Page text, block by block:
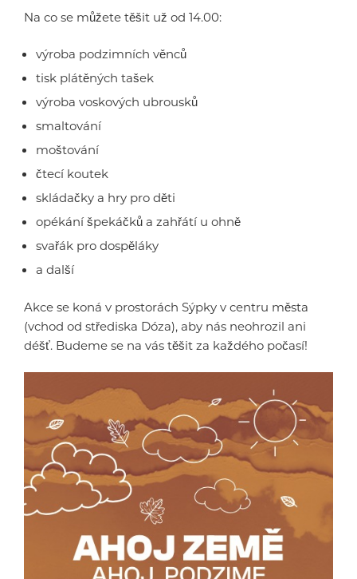
Na co se můžete těšit už od 14.00:
výroba podzimních věnců
tisk plátěných tašek
výroba voskových ubrousků
smaltování
moštování
čtecí koutek
skládačky a hry pro děti
opékání špekáčků a zahřátí u ohně
svařák pro dospěláky
a další
Akce se koná v prostorách Sýpky v centru města
(vchod od střediska Dóza), aby nás neohrozil ani
déšť. Budeme se na vás těšit za každého počasí!